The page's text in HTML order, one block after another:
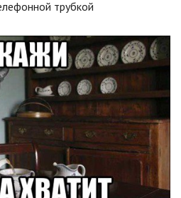
трубкой